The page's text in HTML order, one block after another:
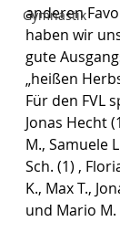
Gymnastik
anderen
haben wir
gute
„heißen
Für den FVL
Jonas Hecht
M., Samuele
Sch. (1) ,
K., Max T.,
und Mario M.